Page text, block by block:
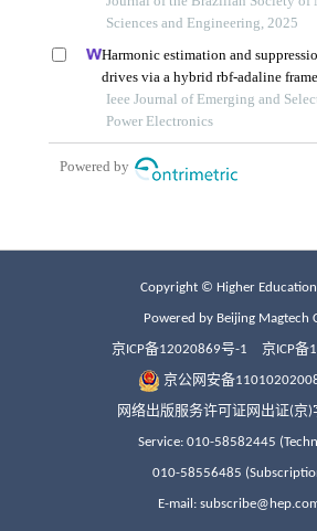
Copyright © Higher Education
Powered by Beijing Magtech
京ICP备12020869号-1 京ICP备
京公网安备
网络出版服务许可证网出证(京)
Service: 010-58582445
010-58556485
E-mail: